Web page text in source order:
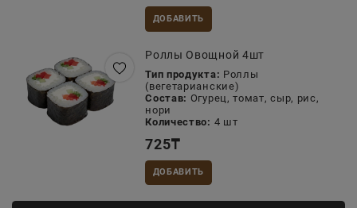
ДОБАВИТЬ
Роллы Овощной 4шт
Тип продукта: Роллы
(вегетарианские)
Состав: Огурец, томат, сыр, рис,
нори
Количество: 4 шт
725₸
ДОБАВИТЬ